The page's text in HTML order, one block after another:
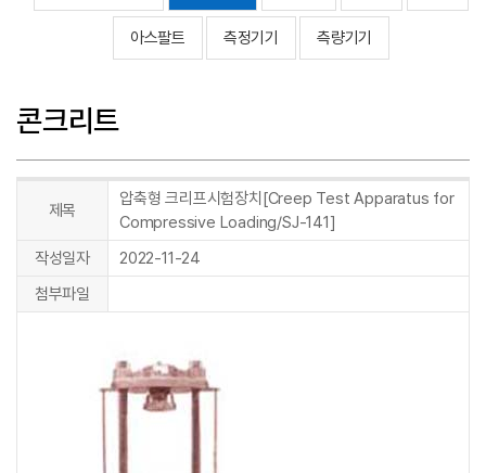
아스팔트 측정기기 측량기기
콘크리트
제목
압축형 크리프시험장치[Creep Test Apparatus for
Compressive Loading/SJ-141]
작성일자
2022-11-24
첨부파일